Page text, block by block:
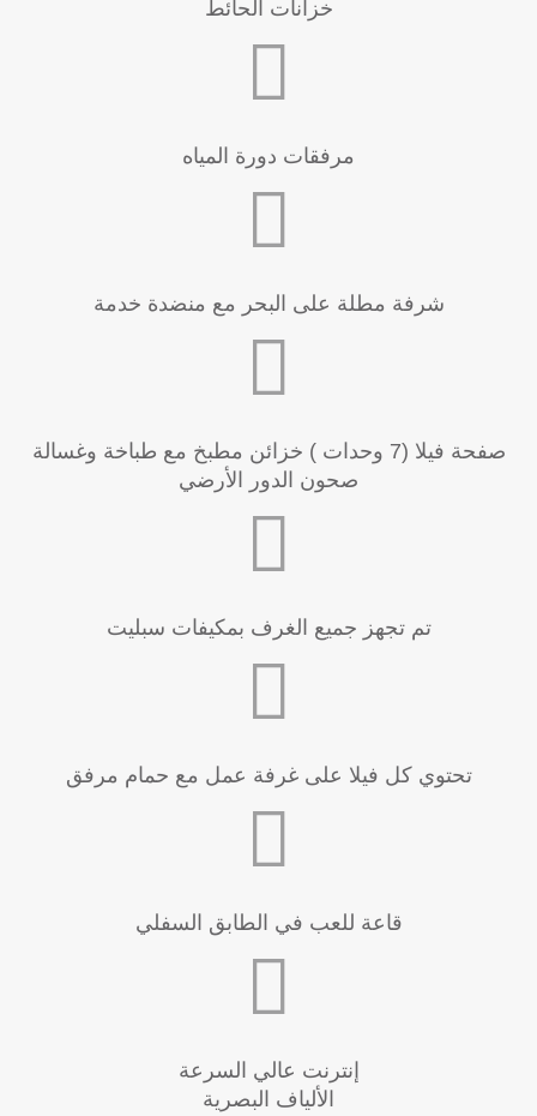
خزانات الحائط
مرفقات دورة المياه
شرفة مطلة على البحر مع منضدة خدمة
صفحة فيلا (7 وحدات ) خزائن مطبخ مع طباخة وغسالة
صحون الدور الأرضي
تم تجهز جميع الغرف بمكيفات سبليت
تحتوي كل فيلا على غرفة عمل مع حمام مرفق
قاعة للعب في الطابق السفلي
إنترنت عالي السرعة
الألياف البصرية